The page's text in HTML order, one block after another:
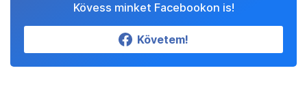
Kövess minket Facebookon is!
Követem!